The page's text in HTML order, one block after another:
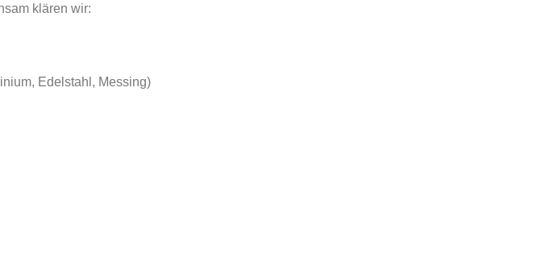
klären wir:
Edelstahl, Messing)